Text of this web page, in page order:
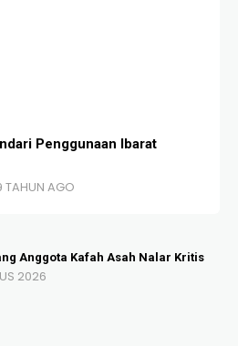
Penggunaan Ibarat
TAHUN AGO
Anggota Kafah Asah Nalar Kritis
2026